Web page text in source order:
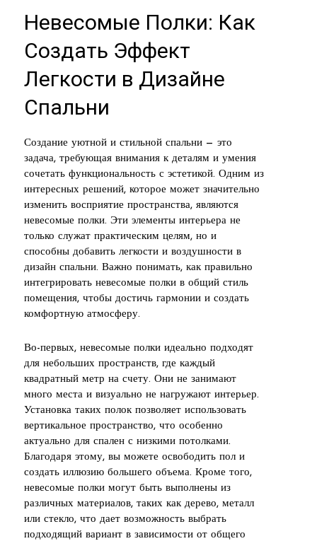
Невесомые Полки: Как
Создать Эффект
Легкости в Дизайне
Спальни
Создание уютной и стильной спальни — это
задача, требующая внимания к деталям и умения
сочетать функциональность с эстетикой. Одним из
интересных решений, которое может значительно
изменить восприятие пространства, являются
невесомые полки. Эти элементы интерьера не
только служат практическим целям, но и
способны добавить легкости и воздушности в
дизайн спальни. Важно понимать, как правильно
интегрировать невесомые полки в общий стиль
помещения, чтобы достичь гармонии и создать
комфортную атмосферу.
Во-первых, невесомые полки идеально подходят
для небольших пространств, где каждый
квадратный метр на счету. Они не занимают
много места и визуально не нагружают интерьер.
Установка таких полок позволяет использовать
вертикальное пространство, что особенно
актуально для спален с низкими потолками.
Благодаря этому, вы можете освободить пол и
создать иллюзию большего объема. Кроме того,
невесомые полки могут быть выполнены из
различных материалов, таких как дерево, металл
или стекло, что дает возможность выбрать
подходящий вариант в зависимости от общего